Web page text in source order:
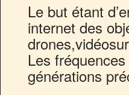
Le but étant
internet des
Les
générations